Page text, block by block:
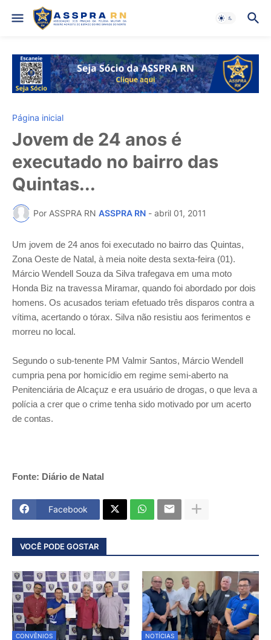
Página inicial
Jovem de 24 anos é
executado no bairro das
Quintas...
Por ASSPRA RN ASSPRA RN - abril 01, 2011
Um jovem de 24 anos foi executado no bairro das Quintas,
Zona Oeste de Natal, à meia noite desta sexta-feira (01).
Márcio Wendell Souza da Silva trafegava em uma moto
Honda Biz na travessa Miramar, quando foi abordado por dois
homens. Os acusados teriam efetuado três disparos contra a
vítima, acertando o tórax. Silva não resistiu aos ferimentos e
morreu no local.
Segundo o sub-tenente PM Valmir Santos, Márcio Wendell
cumpria pena por homicídio em regime semi-aberto na
Penitenciária de Alcaçuz e era usuário de drogas, o que leva a
polícia a crer que o crime tenha sido motivado por um acerto
de contas.
Fonte: Diário de Natal
Facebook
VOCÊ PODE GOSTAR
CONVÊNIOS NOTÍCIAS